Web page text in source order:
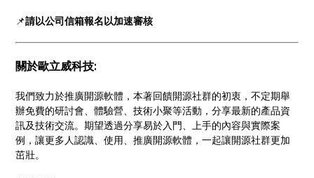
📌請以公司信箱報名以加速審核
關於歐立威科技:
我們致力於推廣開源軟體，本著回饋開源社群的初衷，不定期舉
辦免費的研討會、體驗營、技術小聚等活動，分享最新的產品資
訊及技術交流。期望透過分享易於入門、上手的內容與實際案
例，讓更多人認識、使用、推廣開源軟體，一起讓開源社群更加
茁壯。